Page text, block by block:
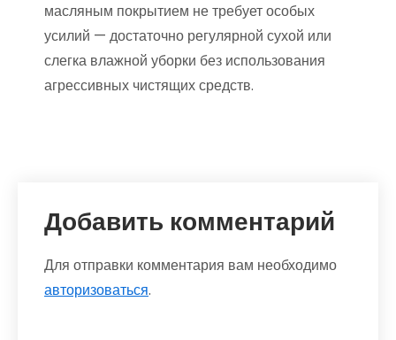
масляным покрытием не требует особых
усилий — достаточно регулярной сухой или
слегка влажной уборки без использования
агрессивных чистящих средств.
Добавить комментарий
Для отправки комментария вам необходимо
авторизоваться.